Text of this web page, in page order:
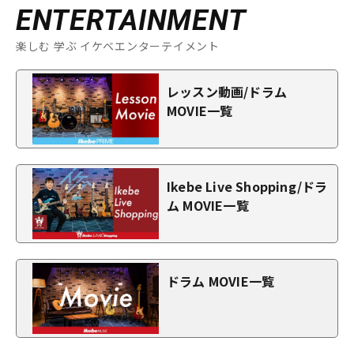
ENTERTAINMENT
楽しむ 学ぶ イケベエンターテイメント
レッスン動画/ドラム
MOVIE一覧
Ikebe Live Shopping/ドラ
ム MOVIE一覧
ドラム MOVIE一覧